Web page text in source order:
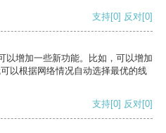
支持[0] 反对[0]
以增加一些新功能。比如，可以增加
以根据网络情况自动选择最优的线
支持[0] 反对[0]